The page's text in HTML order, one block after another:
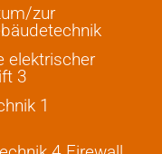
zur
elektrischer
3
1